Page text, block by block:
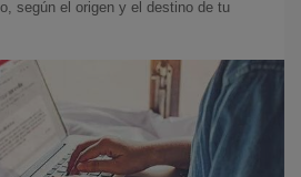
según el origen y el destino de tu